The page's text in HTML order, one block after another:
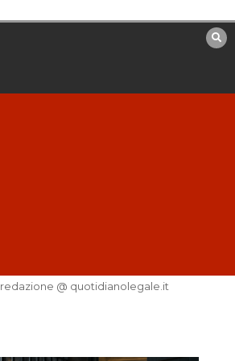
redazione @ quotidianolegale.it